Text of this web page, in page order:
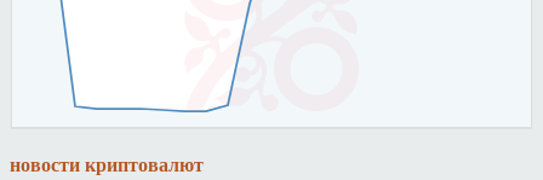
новости криптовалют